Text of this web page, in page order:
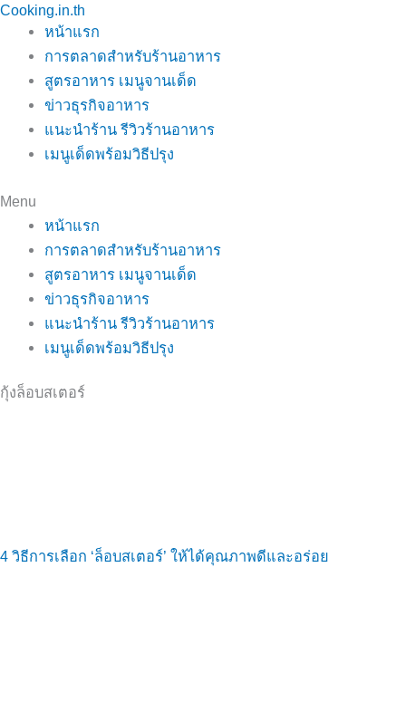
Skip
content
Cooking.in.th
หน้าแรก
การตลาดสำหรับร้านอาหาร
สูตรอาหาร เมนูจานเด็ด
ข่าวธุรกิจอาหาร
แนะนำร้าน รีวิวร้านอาหาร
เมนูเด็ดพร้อมวิธีปรุง
Menu
หน้าแรก
การตลาดสำหรับร้านอาหาร
สูตรอาหาร เมนูจานเด็ด
ข่าวธุรกิจอาหาร
แนะนำร้าน รีวิวร้านอาหาร
เมนูเด็ดพร้อมวิธีปรุง
กุ้งล็อบสเตอร์
4 วิธีการเลือก ‘ล็อบสเตอร์’ ให้ได้คุณภาพดีและอร่อย